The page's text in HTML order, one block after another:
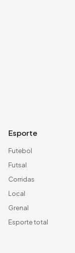
Esporte
Futebol
Futsal
Corridas
Local
Grenal
Esporte total